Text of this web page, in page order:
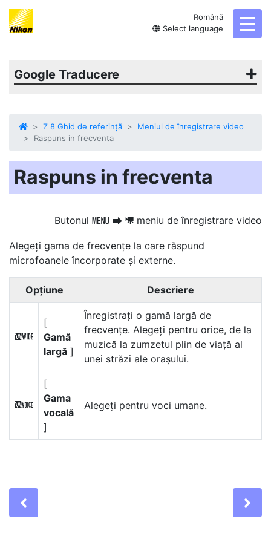
Română
Select language
Google Traducere
Z 8 Ghid de referință
Meniul de înregistrare video
Raspuns in frecventa
Raspuns in frecventa
Butonul G U 1 meniu de înregistrare video
Alegeți gama de frecvențe la care răspund
microfoanele încorporate și externe.
Opțiune Descriere
S
[
Gamă
largă ]
Înregistrați o gamă largă de
frecvențe. Alegeți pentru orice, de la
muzică la zumzetul plin de viață al
unei străzi ale orașului.
T
[
Gama
vocală
]
Alegeți pentru voci umane.